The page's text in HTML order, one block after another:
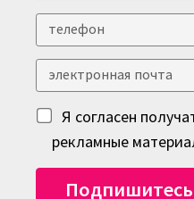
Я согласен
рекламные